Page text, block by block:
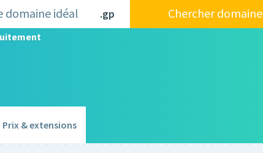
.gp Chercher domaine
Prix & extensions